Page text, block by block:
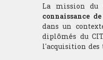
La mission du
connaissance
dans un
diplômés du
l'acquisition